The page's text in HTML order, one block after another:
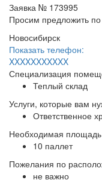
Заявка № 173995
Просим предложить
Новосибирск
Показать телефон:
XXXXXXXXXXX
Специализация
Теплый склад
Услуги, которые вам
Ответственное
Необходимая площадь
10 паллет
Пожелания по
не важно